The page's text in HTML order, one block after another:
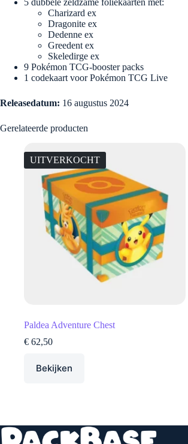
Charizard ex
Dragonite ex
Dedenne ex
Greedent ex
Skeledirge ex
9 Pokémon TCG-booster packs
1 codekaart voor Pokémon TCG Live
Releasedatum: 16 augustus 2024
Gerelateerde producten
UITVERKOCHT
Paldea Adventure Chest
€ 62,50
Bekijken